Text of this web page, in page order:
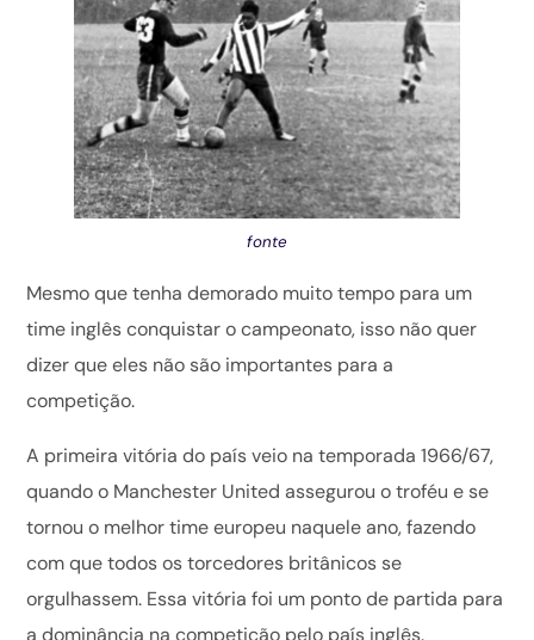
fonte
Mesmo que tenha demorado muito tempo para um
time inglês conquistar o campeonato, isso não quer
dizer que eles não são importantes para a
competição.
A primeira vitória do país veio na temporada 1966/67,
quando o Manchester United assegurou o troféu e se
tornou o melhor time europeu naquele ano, fazendo
com que todos os torcedores britânicos se
orgulhassem. Essa vitória foi um ponto de partida para
a dominância na competição pelo país inglês.